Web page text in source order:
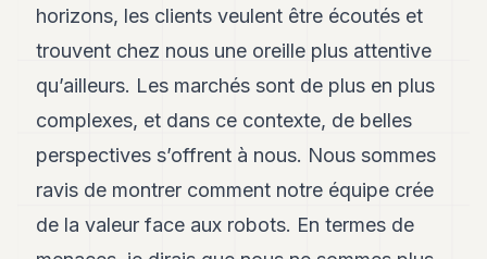
horizons, les clients veulent être écoutés et
trouvent chez nous une oreille plus attentive
qu’ailleurs. Les marchés sont de plus en plus
complexes, et dans ce contexte, de belles
perspectives s’offrent à nous. Nous sommes
ravis de montrer comment notre équipe crée
de la valeur face aux robots. En termes de